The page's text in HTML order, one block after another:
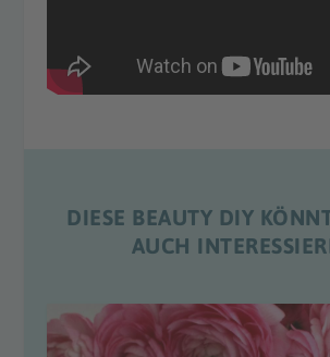
DIESE BEAUTY DIY
AUCH